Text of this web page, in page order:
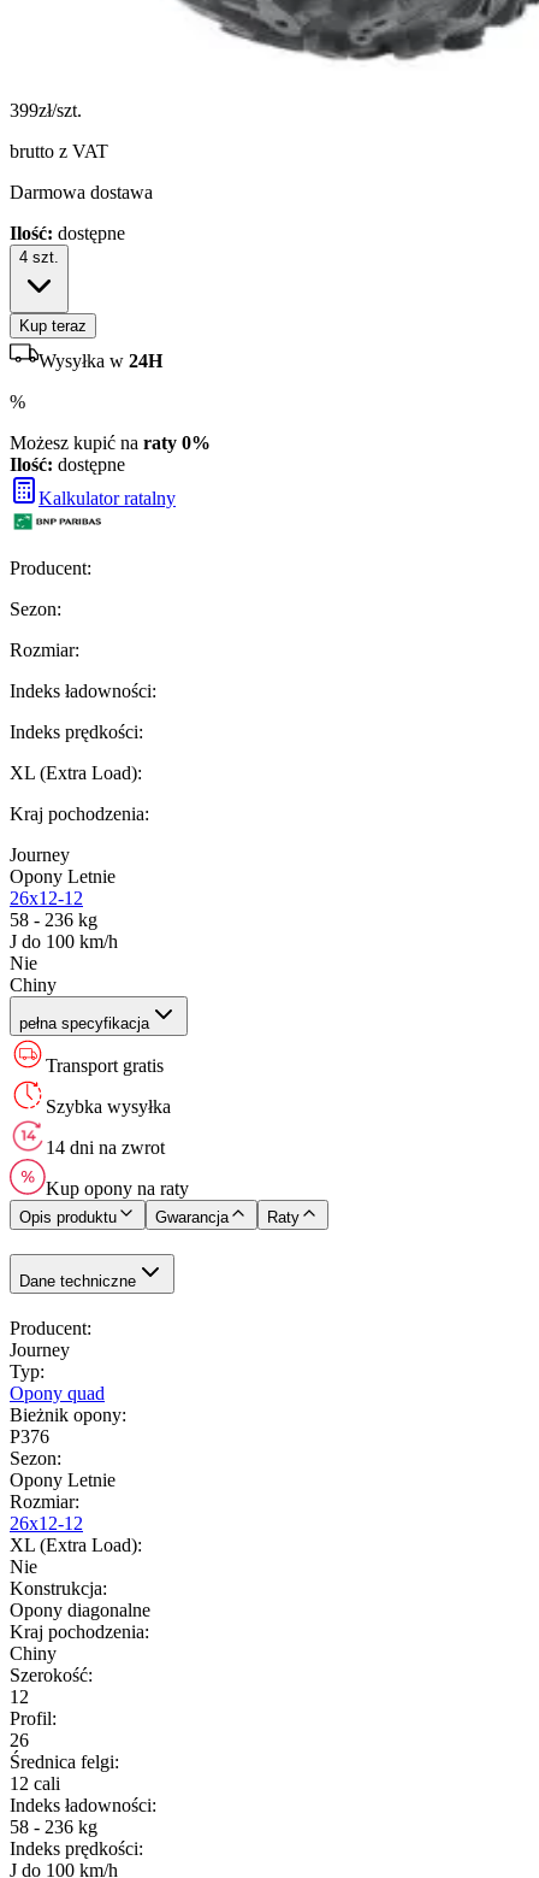
399zł/szt.
brutto z VAT
Darmowa dostawa
Ilość: dostępne
4 szt.
Kup teraz
Wysyłka w 24H
%
Możesz kupić na raty 0%
Ilość: dostępne
Kalkulator ratalny
Producent:
Sezon:
Rozmiar:
Indeks ładowności:
Indeks prędkości:
XL (Extra Load):
Kraj pochodzenia:
Journey
Opony Letnie
26x12-12
58 - 236 kg
J do 100 km/h
Nie
Chiny
pełna specyfikacja
Transport gratis
Szybka wysyłka
14 dni na zwrot
Kup opony na raty
Opis produktu Gwarancja Raty
Dane techniczne
Producent:
Journey
Typ:
Opony quad
Bieżnik opony:
P376
Sezon:
Opony Letnie
Rozmiar:
26x12-12
XL (Extra Load):
Nie
Konstrukcja:
Opony diagonalne
Kraj pochodzenia:
Chiny
Szerokość:
12
Profil:
26
Średnica felgi:
12 cali
Indeks ładowności:
58 - 236 kg
Indeks prędkości:
J do 100 km/h